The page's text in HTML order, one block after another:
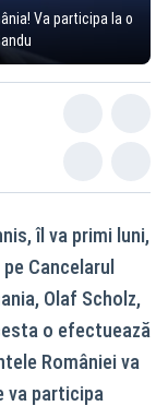
Va participa la o
îl va primi luni,
Cancelarul
Olaf Scholz,
o efectuează
României va
va participa